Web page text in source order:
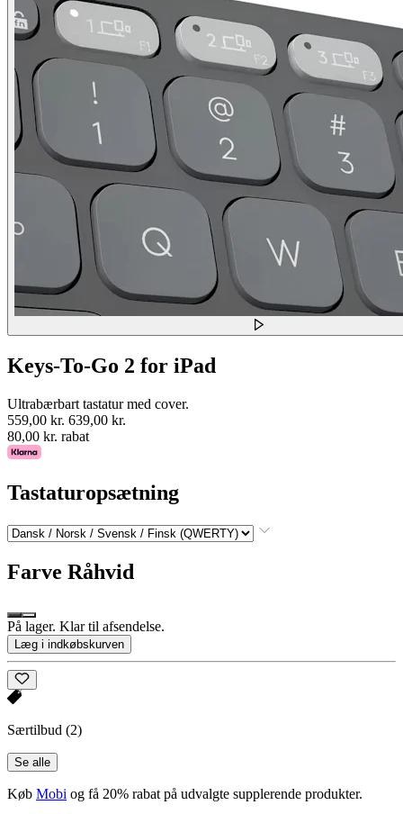
Keys-To-Go 2 for iPad
Ultrabærbart tastatur med cover.
559,00 kr. 639,00 kr.
80,00 kr. rabat
Tastaturopsætning
Farve Råhvid
På lager. Klar til afsendelse.
Læg i indkøbskurven
Særtilbud (2)
Se alle
Køb Mobi og få 20% rabat på udvalgte supplerende produkter.